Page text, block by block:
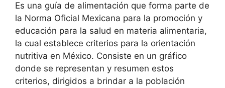
Es una guía de alimentación que forma parte de
la Norma Oficial Mexicana para la promoción y
educación para la salud en materia alimentaria,
la cual establece criterios para la orientación
nutritiva en México. Consiste en un gráfico
donde se representan y resumen estos
criterios, dirigidos a brindar a la población